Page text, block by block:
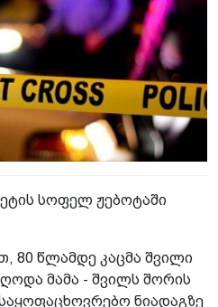
სოფელ ჟებოტაში
80 წლამდე კაცმა შვილი
მამა - შვილს შორის
ნიადაგზე